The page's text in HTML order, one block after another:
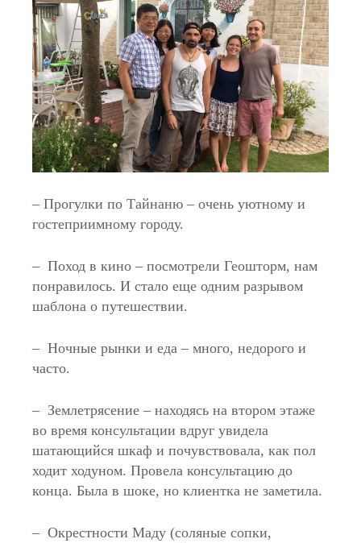
– Прогулки по Тайнаню – очень уютному и
гостеприимному городу.
– Поход в кино – посмотрели Геошторм, нам
понравилось. И стало еще одним разрывом
шаблона о путешествии.
– Ночные рынки и еда – много, недорого и
часто.
– Землетрясение – находясь на втором этаже
во время консультации вдруг увидела
шатающийся шкаф и почувствовала, как пол
ходит ходуном. Провела консультацию до
конца. Была в шоке, но клиентка не заметила.
– Окрестности Маду (соляные сопки,